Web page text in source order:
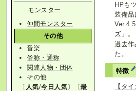
HPも
装備品
ズ 」。
過去作
た。
特徴
【タ
モンスター
仲間モンスター
その他
音楽
俗称・通称
関連人物・団体
その他
〔 人気/今日人気〕〔最